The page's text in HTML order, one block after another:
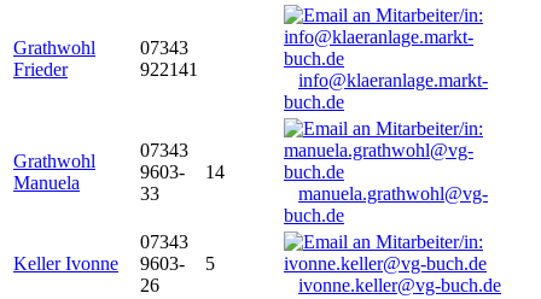
Grathwohl
Frieder
07343
922141
info@klaeranlage.markt-
buch.de
Grathwohl
Manuela
07343
9603-
33
14
manuela.grathwohl@vg-
buch.de
Keller Ivonne
07343
9603-
26
5
ivonne.keller@vg-buch.de